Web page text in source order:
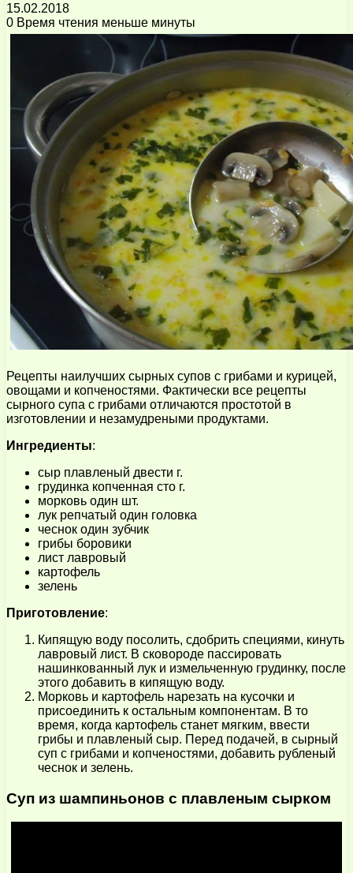
15.02.2018
0 Время чтения меньше минуты
Рецепты наилучших сырных супов с грибами и курицей,
овощами и копченостями. Фактически все рецепты
сырного супа с грибами отличаются простотой в
изготовлении и незамудреными продуктами.
Ингредиенты:
сыр плавленый двести г.
грудинка копченная сто г.
морковь один шт.
лук репчатый один головка
чеснок один зубчик
грибы боровики
лист лавровый
картофель
зелень
Приготовление:
Кипящую воду посолить, сдобрить специями, кинуть
лавровый лист. В сковороде пассировать
нашинкованный лук и измельченную грудинку, после
этого добавить в кипящую воду.
Морковь и картофель нарезать на кусочки и
присоединить к остальным компонентам. В то
время, когда картофель станет мягким, ввести
грибы и плавленый сыр. Перед подачей, в сырный
суп с грибами и копченостями, добавить рубленый
чеснок и зелень.
Суп из шампиньонов с плавленым сырком